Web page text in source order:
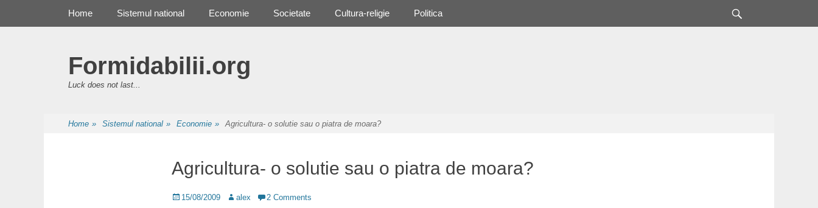
Formidabilii.org
Luck does not last...
Primary Menu
Home Sistemul national Economie Societate Cultura-religie Politica
Home » Sistemul national » Economie » Agricultura- o solutie sau o piatra de moara?
Agricultura- o solutie sau o piatra de moara?
Posted
15/08/2009 Author
alex 2 Comments